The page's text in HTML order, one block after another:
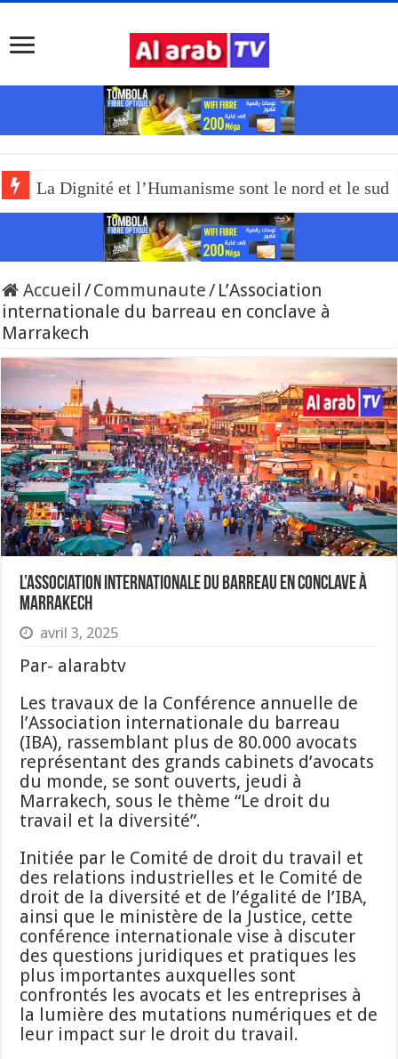
La Dignité et l’Humanisme sont le nord et le
Accueil /Communaute/ L’Association
internationale du barreau en conclave à
Marrakech
L’Association internationale du barreau en conclave à
Marrakech
avril 3, 2025
Par- alarabtv
Les travaux de la Conférence annuelle de
l’Association internationale du barreau
(IBA), rassemblant plus de 80.000 avocats
représentant des grands cabinets d’avocats
du monde, se sont ouverts, jeudi à
Marrakech, sous le thème “Le droit du
travail et la diversité”.
Initiée par le Comité de droit du travail et
des relations industrielles et le Comité de
droit de la diversité et de l’égalité de l’IBA,
ainsi que le ministère de la Justice, cette
conférence internationale vise à discuter
des questions juridiques et pratiques les
plus importantes auxquelles sont
confrontés les avocats et les entreprises à
la lumière des mutations numériques et de
leur impact sur le droit du travail.